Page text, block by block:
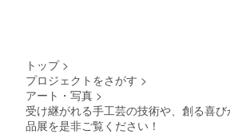
トップ >
プロジェクトをさがす >
アート・写真 >
受け継がれる手工芸の技術や、創る喜
品展を是非ご覧ください！